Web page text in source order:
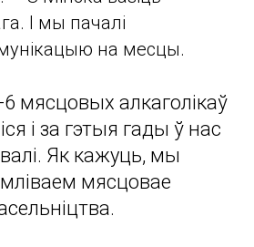
І мы пачалі
на месцы.
6 мясцовых алкаголікаў
і за гэтыя гады ў нас
Як кажуць, мы
мясцовае